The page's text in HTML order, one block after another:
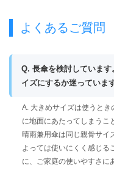
よくあるご質問
Q. 長傘を検討していま
イズにするか迷っています
A. 大きめサイズは使うと
に地面にあたってしまうこ
晴雨兼用傘は同じ親骨サイ
よっては使いにくく感じる
に、ご家庭の使いやすさに